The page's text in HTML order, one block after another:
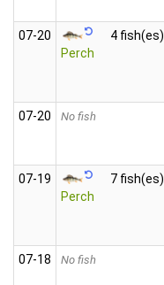
07‑20
Perch
4 fish(es)
07‑20 No fish
07‑19
Perch
7 fish(es)
07‑18 No fish